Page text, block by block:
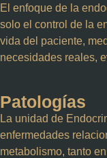
El enfoque de la
solo el control de la
vida del paciente,
necesidades reales,
Patologías
La unidad de
enfermedades
metabolismo, tanto